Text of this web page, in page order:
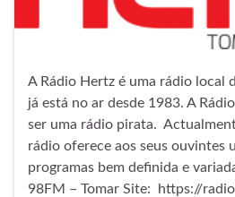
A Rádio Hertz é uma rádio local
já está no ar desde 1983. A
ser uma rádio pirata.
rádio oferece aos seus ouvintes
programas bem definida e
98FM – Tomar Site: https://